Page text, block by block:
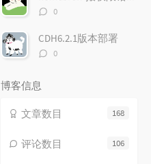
评
数：
0
CDH6.2.1版本部署
评
0
博客信息
168
文章数目
106
评论数目